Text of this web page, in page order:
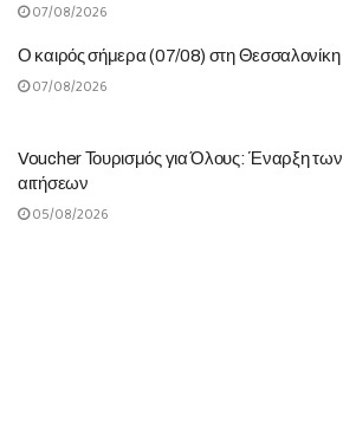
07/08/2026
Ο καιρός σήμερα (07/08) στη Θεσσαλονίκη
07/08/2026
Voucher Τουρισμός για Όλους: Έναρξη των
αιτήσεων
05/08/2026